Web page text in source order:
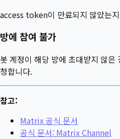
access token이 만료되지 않았는
방에 참여 불가
봇 계정이 해당 방에 초대받지 않은
청합니다.
참고:
Matrix 공식 문서
공식 문서: Matrix Channel